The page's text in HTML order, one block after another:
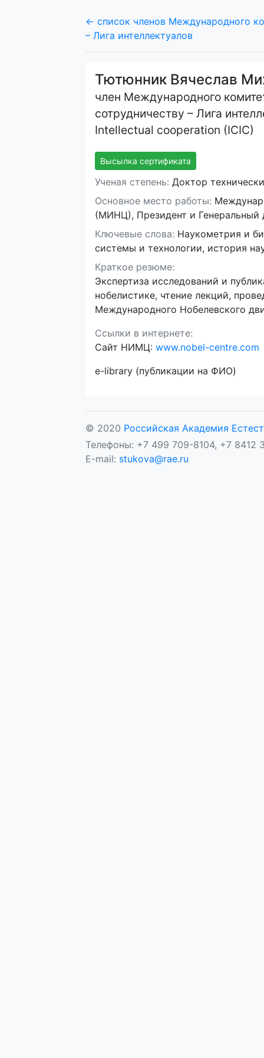
← список членов Международного
– Лига интеллектуалов
Тютюнник Вячеслав
член Международного
сотрудничеству – Лига
Intellectual cooperation (ICIC)
Высылка сертификата
Ученая степень: Доктор
Основное место работы:
(МИНЦ), Президент и Генеральный
Ключевые слова: Наукометрия и
системы и технологии, история
Краткое резюме:
Экспертиза исследований и
нобелистике, чтение лекций,
Международного Нобелевского
Ссылки в интернете:
Сайт НИМЦ: www.nobel-centre.com
e-library (публикации на ФИО)
© 2020 Российская Академия
Телефоны: +7 499 709-8104, +7 8412
E-mail: stukova@rae.ru